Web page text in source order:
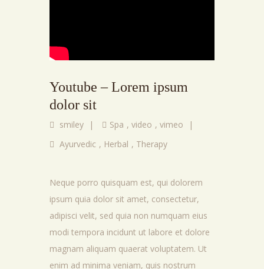
Youtube – Lorem ipsum
dolor sit
smiley | Spa , video , vimeo
|
Ayurvedic , Herbal , Therapy
Neque porro quisquam est, qui dolorem
ipsum quia dolor sit amet, consectetur,
adipisci velit, sed quia non numquam eius
modi tempora incidunt ut labore et dolore
magnam aliquam quaerat voluptatem. Ut
enim ad minima veniam, quis nostrum